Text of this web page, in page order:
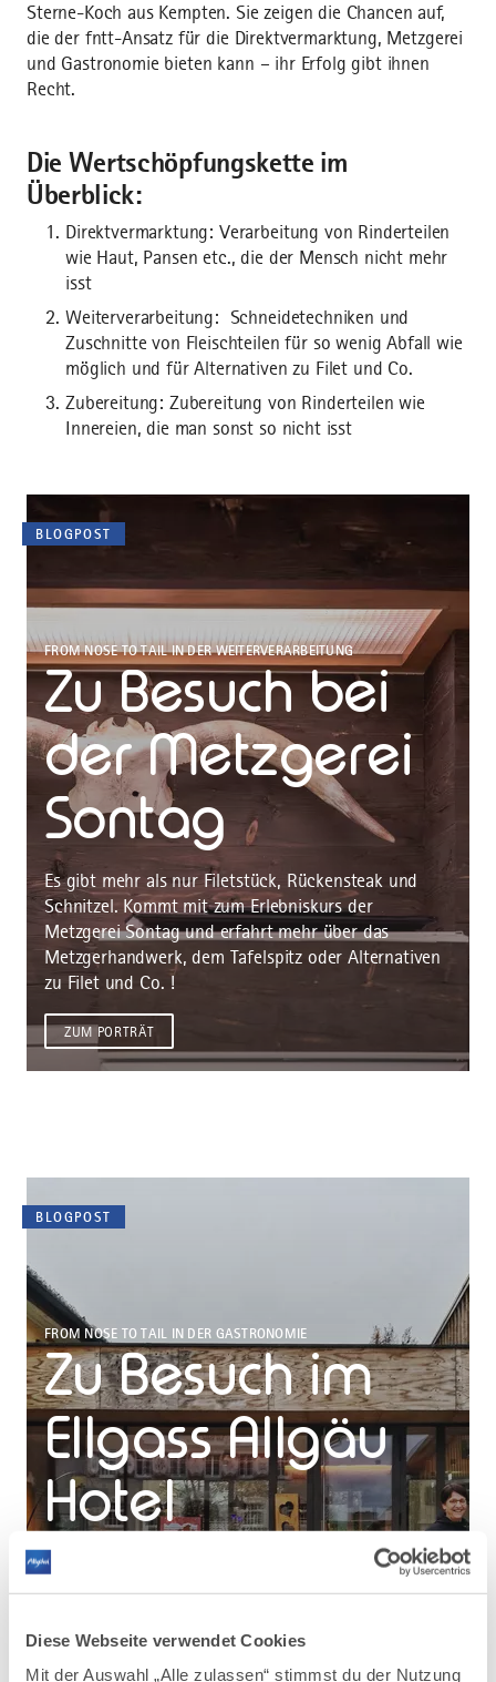
Diese Webseite verwendet Cookies
Mit der Auswahl „Alle zulassen“ stimmst du der Nutzung
Sterne-Koch aus Kempten. Sie zeigen die Chancen auf,
die der fntt-Ansatz für die Direktvermarktung, Metzgerei
und Gastronomie bieten kann – ihr Erfolg gibt ihnen
Recht.
Die Wertschöpfungskette im
Überblick:
Direktvermarktung: Verarbeitung von Rinderteilen
wie Haut, Pansen etc., die der Mensch nicht mehr
isst
Weiterverarbeitung: Schneidetechniken und
Zuschnitte von Fleischteilen für so wenig Abfall wie
möglich und für Alternativen zu Filet und Co.
Zubereitung: Zubereitung von Rinderteilen wie
Innereien, die man sonst so nicht isst
BLOGPOST
FROM NOSE TO TAIL IN DER WEITERVERARBEITUNG
Zu Besuch bei
der Metzgerei
Sontag
Es gibt mehr als nur Filetstück, Rückensteak und
Schnitzel. Kommt mit zum Erlebniskurs der
Metzgerei Sontag und erfahrt mehr über das
Metzgerhandwerk, dem Tafelspitz oder Alternativen
zu Filet und Co. !
ZUM PORTRÄT
BLOGPOST
FROM NOSE TO TAIL IN DER GASTRONOMIE
Zu Besuch im
Ellgass Allgäu
Hotel
„Küche, die weiter geht“ – das ist das Konzept, das
im Argenbühler Ellgass Allgäu-Hotel mit eigener
der from nose to tail-Ansatz. Wir haben dem
Hausherr und Koch über die Schulter geschaut.